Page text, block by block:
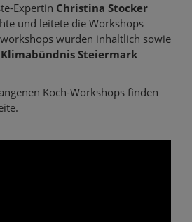
Expertin Christina Stocker
und leitete die Workshops
wurden inhaltlich sowie
Klimabündnis Steiermark
Koch-Workshops finden